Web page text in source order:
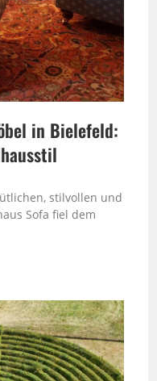
in Bielefeld:
stilvollen und
Sofa fiel dem